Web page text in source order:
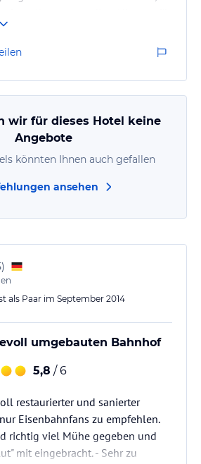
geeignet.
wir für dieses Hotel keine
Angebote
könnten Ihnen auch gefallen
ansehen
)
als Paar im September 2014
umgebauten Bahnhof
5,8 / 6
restaurierter und sanierter
Eisenbahnfans zu empfehlen.
richtig viel Mühe gegeben und
mit eingebracht. - Sehr zu